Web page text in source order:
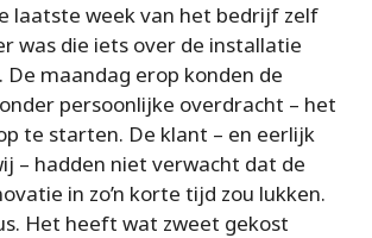
laatste week van het bedrijf zelf
was die iets over de installatie
De maandag erop konden de
persoonlijke overdracht – het
te starten. De klant – en eerlijk
– hadden niet verwacht dat de
in zo’n korte tijd zou lukken.
Het heeft wat zweet gekost